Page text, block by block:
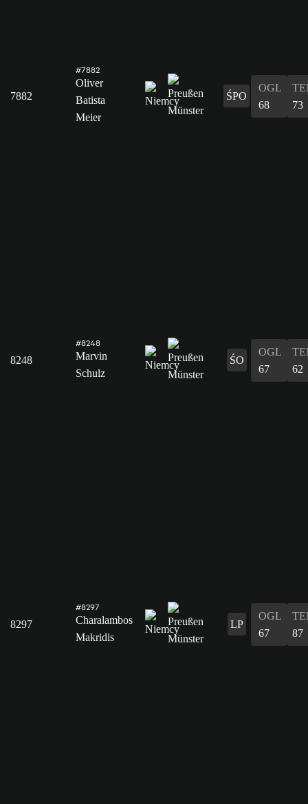
7882
#7882
Oliver
Batista
Meier
ŚPO
OGL
68
73
8248
#8248
Marvin
Schulz
ŚO
OGL
67
62
8297
#8297
Charalambos
Makridis
LP
OGL
67
87